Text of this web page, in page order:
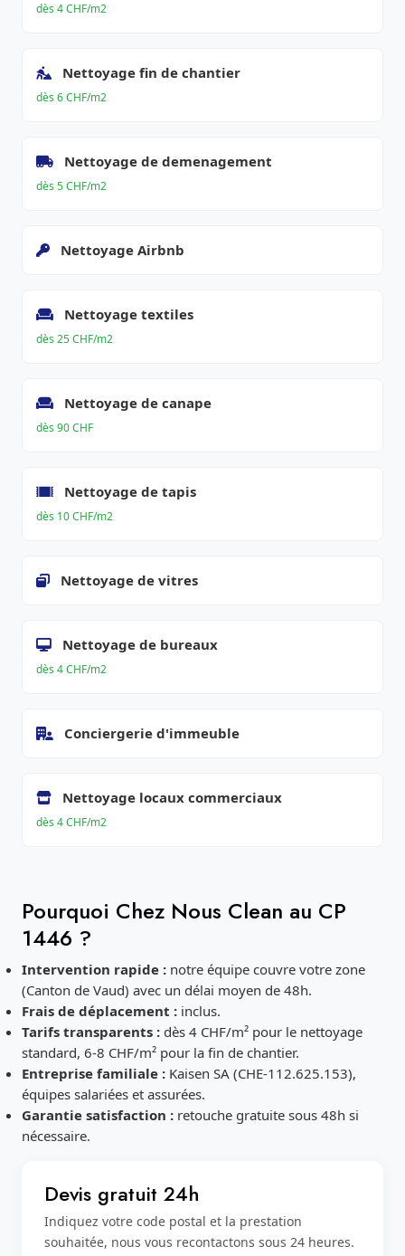
dès 4 CHF/m2
Nettoyage fin de chantier
dès 6 CHF/m2
Nettoyage de demenagement
dès 5 CHF/m2
Nettoyage Airbnb
Nettoyage textiles
dès 25 CHF/m2
Nettoyage de canape
dès 90 CHF
Nettoyage de tapis
dès 10 CHF/m2
Nettoyage de vitres
Nettoyage de bureaux
dès 4 CHF/m2
Conciergerie d'immeuble
Nettoyage locaux commerciaux
dès 4 CHF/m2
Pourquoi Chez Nous Clean au CP
1446 ?
Intervention rapide :notre équipe couvre votre zone
(Canton de Vaud) avec un délai moyen de 48h.
Frais de déplacement :inclus.
Tarifs transparents :dès 4 CHF/m² pour le nettoyage
standard, 6-8 CHF/m² pour la fin de chantier.
Entreprise familiale :Kaisen SA (CHE-112.625.153),
équipes salariées et assurées.
Garantie satisfaction :retouche gratuite sous 48h si
nécessaire.
Devis gratuit 24h
Indiquez votre code postal et la prestation
souhaitée, nous vous recontactons sous 24 heures.